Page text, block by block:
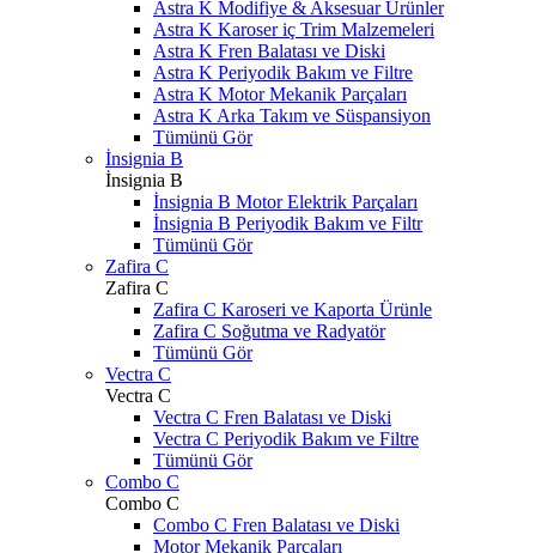
Astra K Modifiye & Aksesuar Ürünler
Astra K Karoser iç Trim Malzemeleri
Astra K Fren Balatası ve Diski
Astra K Periyodik Bakım ve Filtre
Astra K Motor Mekanik Parçaları
Astra K Arka Takım ve Süspansiyon
Tümünü Gör
İnsignia B
İnsignia B
İnsignia B Motor Elektrik Parçaları
İnsignia B Periyodik Bakım ve Filtr
Tümünü Gör
Zafira C
Zafira C
Zafira C Karoseri ve Kaporta Ürünle
Zafira C Soğutma ve Radyatör
Tümünü Gör
Vectra C
Vectra C
Vectra C Fren Balatası ve Diski
Vectra C Periyodik Bakım ve Filtre
Tümünü Gör
Combo C
Combo C
Combo C Fren Balatası ve Diski
Motor Mekanik Parçaları